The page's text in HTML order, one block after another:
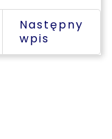
Następny
wpis